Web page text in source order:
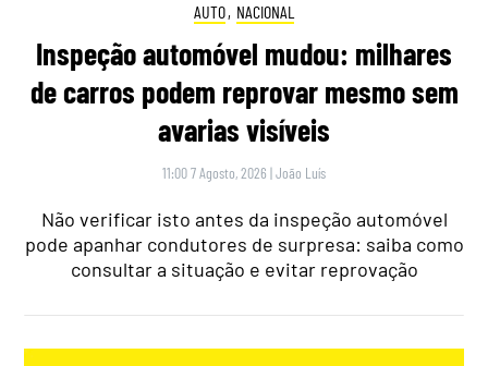
AUTO, NACIONAL
Inspeção automóvel mudou: milhares
de carros podem reprovar mesmo sem
avarias visíveis
11:00 7 Agosto, 2026 |João Luís
Não verificar isto antes da inspeção automóvel
pode apanhar condutores de surpresa: saiba como
consultar a situação e evitar reprovação